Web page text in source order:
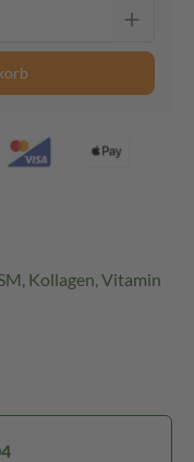
Kollagen, Vitamin